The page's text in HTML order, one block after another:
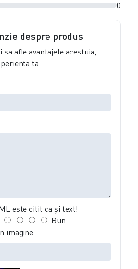
0
despre produs
afle avantajele acestuia,
ta.
este citit ca şi text!
Bun
imagine